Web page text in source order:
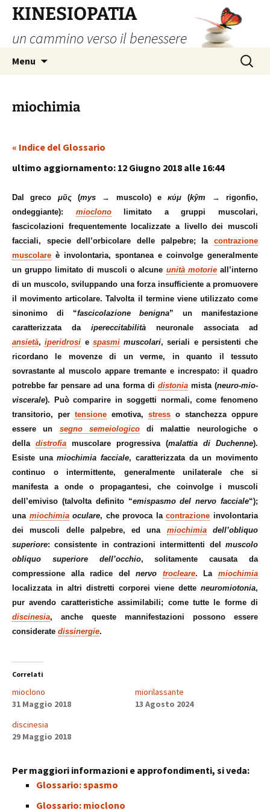
contenuto
KINESIOPATIA
un cammino verso il benessere
Menu
Ricerca
per:
miochimia
« Indice del Glossario
ultimo aggiornamento: 12 Giugno 2018 alle 16:44
Dal greco μῦς(mys→ muscolo) eκύμ (kŷm → rigonfio,
ondeggiante): mioclonolimitato a gruppi muscolari,
fascicolazioni frequentemente localizzate a livello dei muscoli
facciali, specie dell’orbicolare delle palpebre; la contrazione
muscolare è involontaria, spontanea e coinvolge generalmente
un gruppo limitato di muscoli o alcune unità motorieall’interno
di un muscolo, sviluppando una forza insufficiente a promuovere
il movimento articolare. Talvolta il termine viene utilizzato come
sinonimo di “fascicolazione benigna” un manifestazione
caratterizzata da ipereccitabilità neuronale associata ad
ansietà,iperidrosi e spasmimuscolari, seriali e persistenti che
ricordano le movenze di un verme, in quanto il tessuto
sovrastante al muscolo appare tremante e increspato: il quadro
potrebbe far pensare ad una forma di distonia mista (neuro-mio-
viscerale). Può comparire in soggetti normali, come fenomeno
transitorio, per tensione emotiva, stress o stanchezza oppure
essere un segno semeiologicodi malattie neurologiche o
della distrofia muscolare progressiva (malattia di Duchenne).
Esiste unamiochimia facciale, caratterizzata da un movimento
continuo o intermittente, generalmente unilaterale che si
manifesta a onde o propagantesi, che coinvolge i muscoli
dell’emiviso (talvolta definito “emispasmo del nervo facciale“);
una miochimiaoculare, che provoca lacontrazione involontaria
dei muscoli delle palpebre, ed una miochimiadell’obliquo
superiore: consistente in contrazioni intermittenti del muscolo
obliquo superiore dell’occhio, solitamente causata da
compressione alla radice delnervo trocleare. Lamiochimia
localizzata in altri distretti corporei viene dette neuromiotonia,
pur avendo caratteristiche assimilabili; come tutte le forme di
discinesia, anche queste mannifestazioni possono essere
considerate dissinergie.
Correlati
mioclono
31 Maggio 2018
miorilassante
13 Agosto 2024
discinesia
29 Maggio 2018
Per maggiori informazioni e approfondimenti, si veda:
Glossario: spasmo
Glossario: mioclono